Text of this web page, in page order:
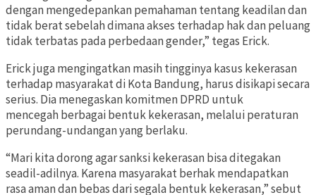
dengan mengedepankan pemahaman tentang keadilan dan
tidak berat sebelah dimana akses terhadap hak dan peluang
tidak terbatas pada perbedaan gender,” tegas Erick.
Erick juga mengingatkan masih tingginya kasus kekerasan
terhadap masyarakat di Kota Bandung, harus disikapi secara
serius. Dia menegaskan komitmen DPRD untuk
mencegah berbagai bentuk kekerasan, melalui peraturan
perundang-undangan yang berlaku.
“Mari kita dorong agar sanksi kekerasan bisa ditegakan
seadil-adilnya. Karena masyarakat berhak mendapatkan
rasa aman dan bebas dari segala bentuk kekerasan,” sebut